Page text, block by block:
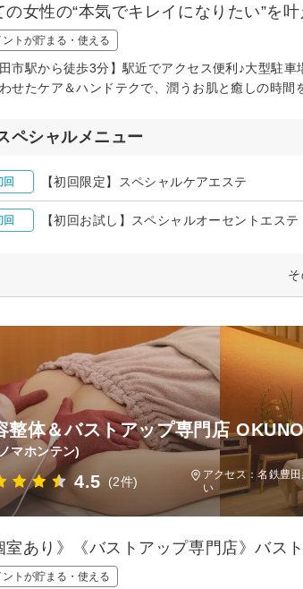
の女性の“本気でキレイになりたい”を
ントが貯まる・使える
田市駅から徒歩3分】駅近でアクセス便利♪大型駐
せたケア＆ハンドテクで、潤うお肌と癒しの時
ペシャルメニュー
回 【初回限定】スペシャルケアエステ
回 【初回お試し】スペシャルオーセントエステ
整体＆バストアップ専門店
マホンテン)
4.5 (2件)
アクセス：名鉄豊
い
室あり》《バストアップ専門店》バ
ントが貯まる・使える